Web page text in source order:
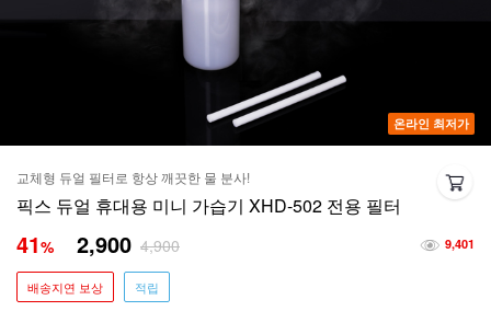
온라인 최저가
교체형 듀얼 필터로 항상 깨끗한 물 분사!
픽스 듀얼 휴대용 미니 가습기 XHD-502 전용 필터
9,401
41% 2,900 4,900
배송지연 보상 적립